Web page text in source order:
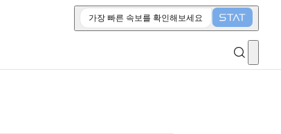
가장 빠른 속보를 확인해보세요